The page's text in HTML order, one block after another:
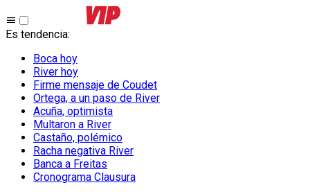
Es tendencia:
Boca hoy
River hoy
Firme mensaje de Coudet
Ortega, a un paso de River
Acuña, optimista
Multaron a River
Castaño, polémico
Racha negativa River
Banca a Freitas
Cronograma Clausura